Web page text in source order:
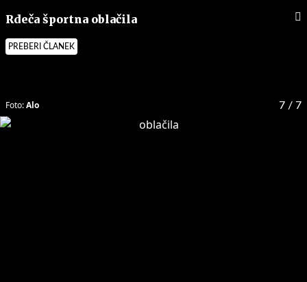
Rdeča športna oblačila
PREBERI ČLANEK
7 / 7
Foto:Alo